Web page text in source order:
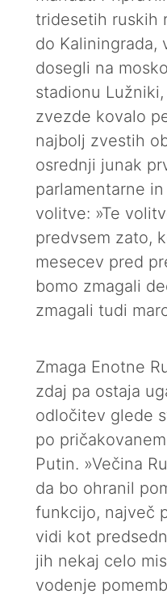
tridesetih ruskih
do Kaliningrada,
dosegli na
stadionu
zvezde kovalo
najbolj zvestih
osrednji junak
parlamentarne
volitve: »Te
predvsem zato,
mesecev pred
bomo zmagali
zmagali tudi
Zmaga Enotne
zdaj pa ostaja
odločitev glede
po
Putin. »Večina
da bo ohranil
funkcijo, največ
vidi kot
jih nekaj celo
vodenje